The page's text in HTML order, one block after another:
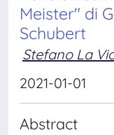
Meister" di
Schubert
Stefano La
2021-01-01
Abstract